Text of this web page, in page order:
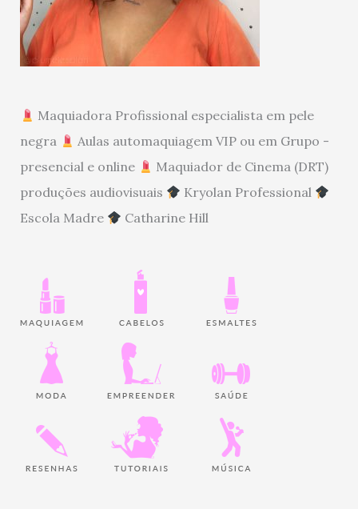
Maquiadora Profissional especialista em pele
negra
Aulas automaquiagem VIP ou em Grupo -
presencial e online
Maquiador de Cinema (DRT)
produções audiovisuais
Kryolan Professional
Escola Madre
Catharine Hill